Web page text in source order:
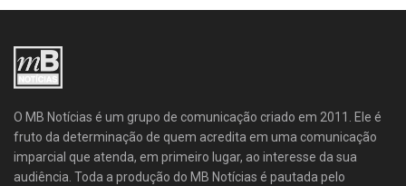
O MB Notícias é um grupo de comunicação criado em 2011. Ele é
fruto da determinação de quem acredita em uma comunicação
imparcial que atenda, em primeiro lugar, ao interesse da sua
audiência. Toda a produção do MB Notícias é pautada pelo